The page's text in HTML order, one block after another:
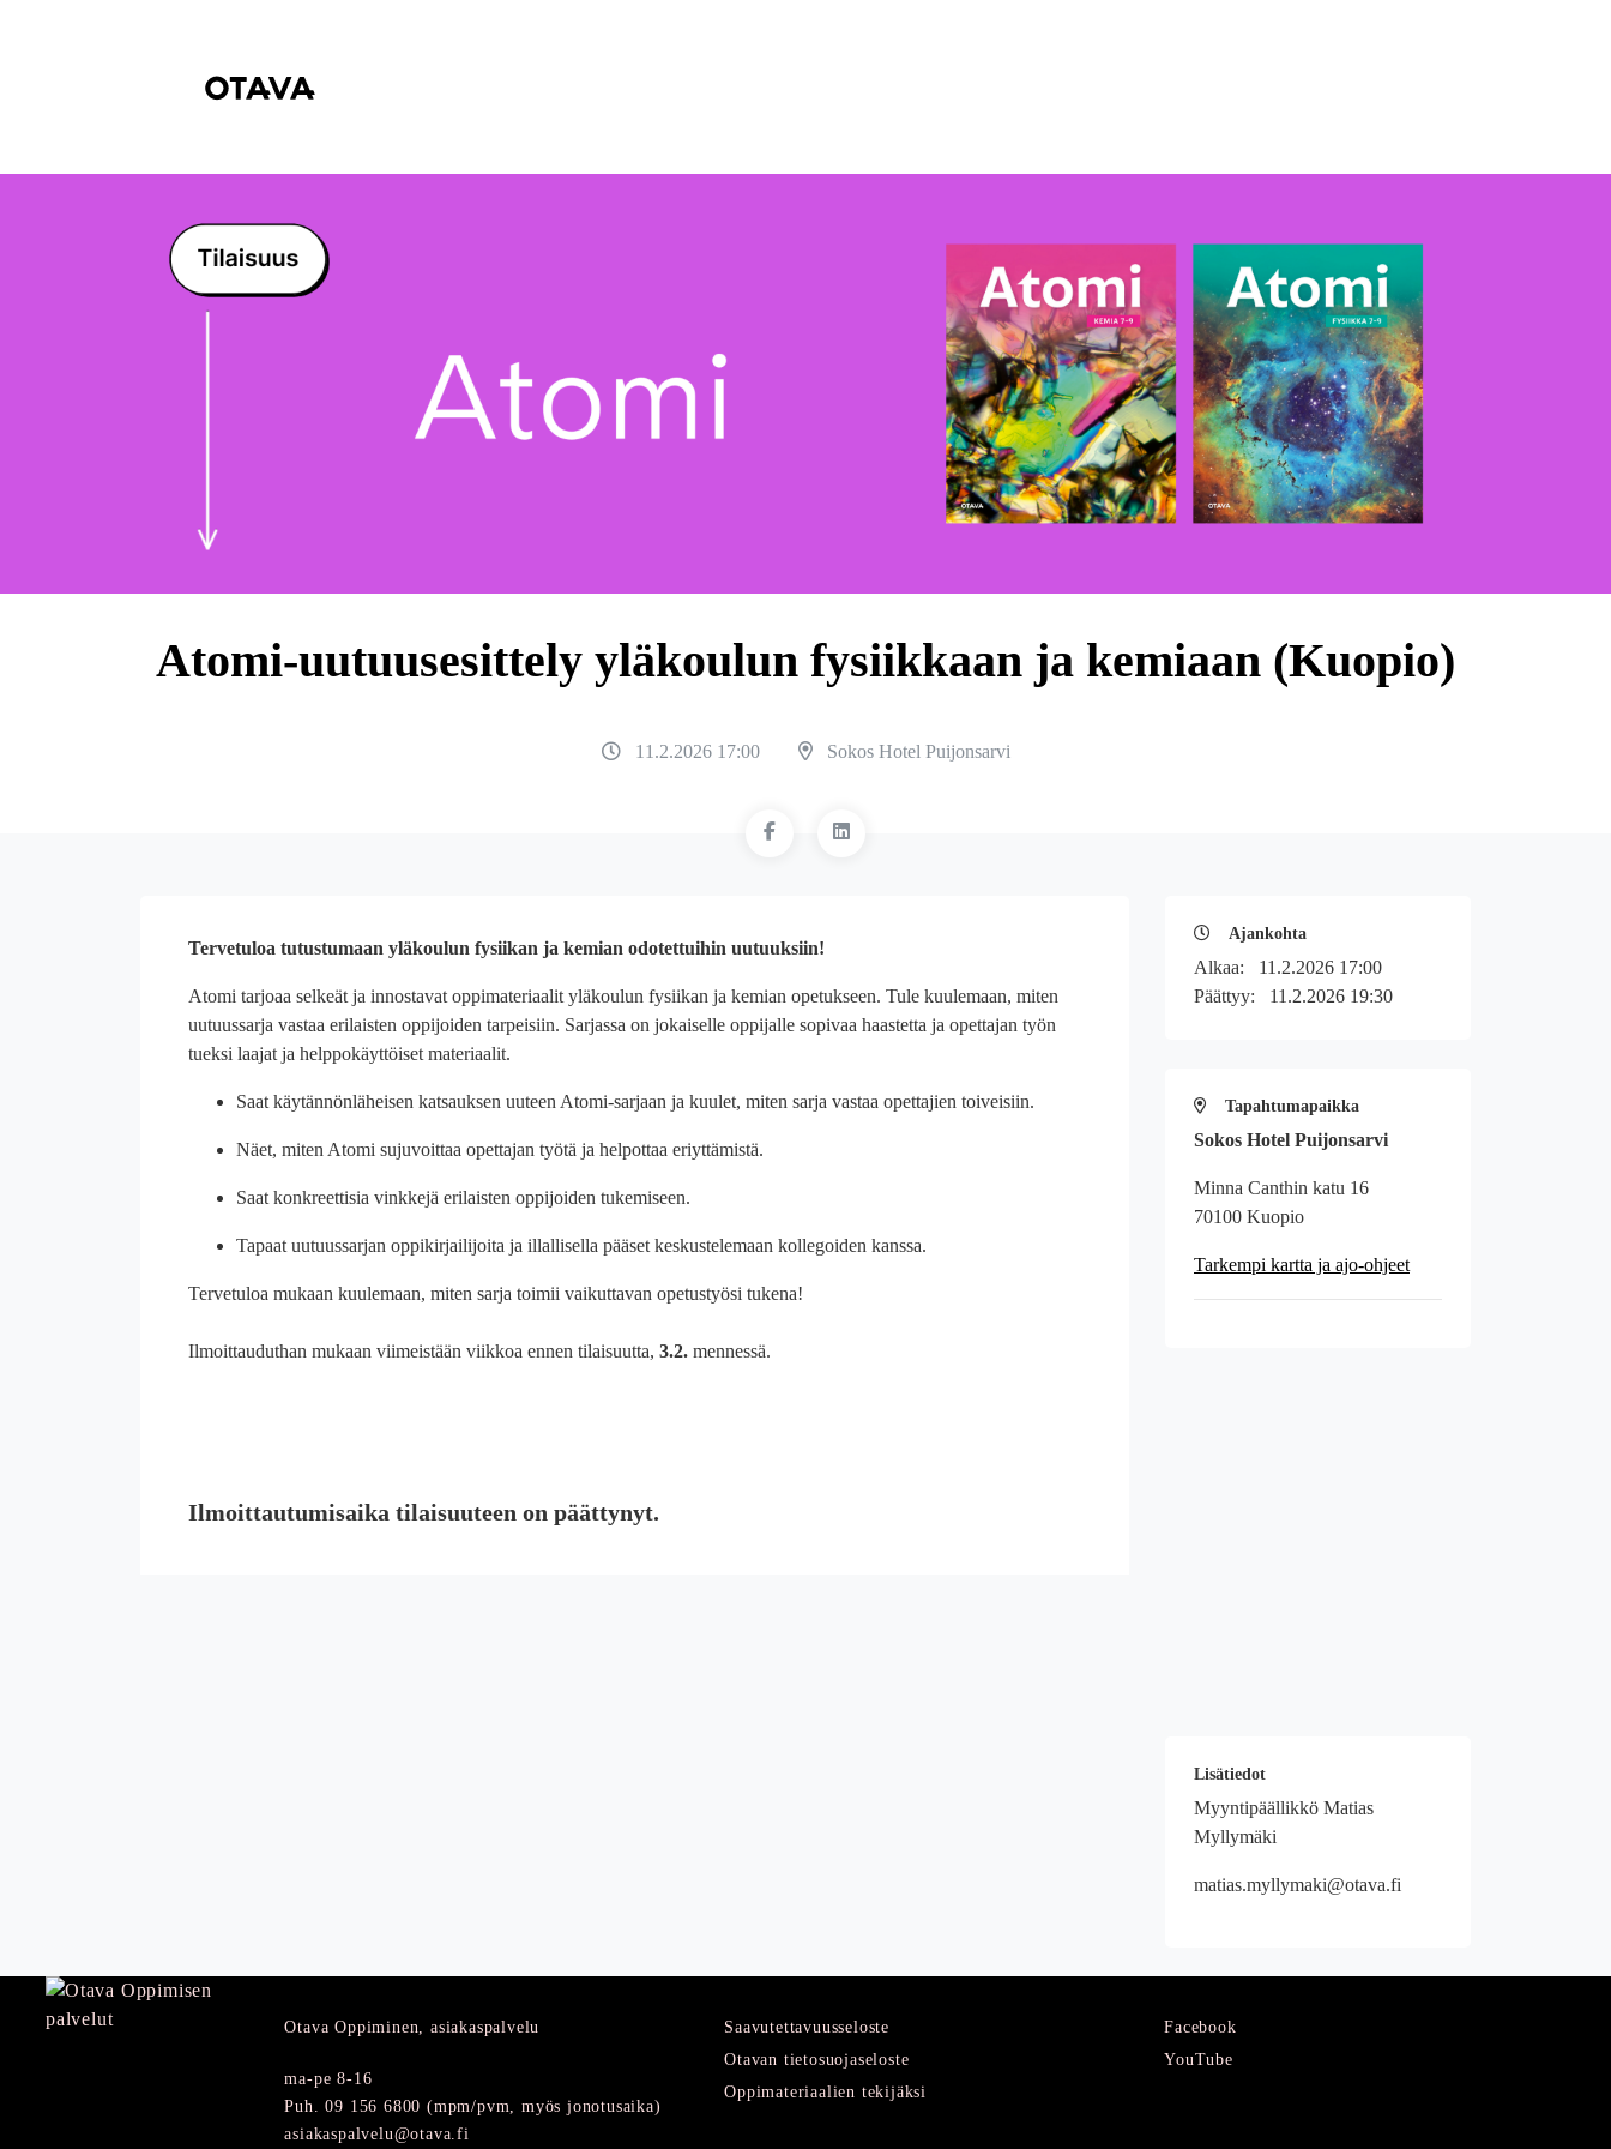
Atomi-uutuusesittely yläkoulun fysiikkaan ja kemiaan (Kuopio)
11.2.2026 17:00 Sokos Hotel Puijonsarvi
Tervetuloa tutustumaan yläkoulun fysiikan ja kemian odotettuihin uutuuksiin!
Atomi tarjoaa selkeät ja innostavat oppimateriaalit yläkoulun fysiikan ja kemian opetukseen. Tule kuulemaan, miten
uutuussarja vastaa erilaisten oppijoiden tarpeisiin. Sarjassa on jokaiselle oppijalle sopivaa haastetta ja opettajan työn
tueksi laajat ja helppokäyttöiset materiaalit.
Saat käytännönläheisen katsauksen uuteen Atomi-sarjaan ja kuulet, miten sarja vastaa opettajien toiveisiin.
Näet, miten Atomi sujuvoittaa opettajan työtä ja helpottaa eriyttämistä.
Saat konkreettisia vinkkejä erilaisten oppijoiden tukemiseen.
Tapaat uutuussarjan oppikirjailijoita ja illallisella pääset keskustelemaan kollegoiden kanssa.
Tervetuloa mukaan kuulemaan, miten sarja toimii vaikuttavan opetustyösi tukena!
Ilmoittauduthan mukaan viimeistään viikkoa ennen tilaisuutta, 3.2. mennessä.
Ilmoittautumisaika tilaisuuteen on päättynyt.
Ajankohta
Alkaa: 11.2.2026 17:00
Päättyy: 11.2.2026 19:30
Tapahtumapaikka
Sokos Hotel Puijonsarvi
Minna Canthin katu 16
70100 Kuopio
Tarkempi kartta ja ajo-ohjeet
Lisätiedot
Myyntipäällikkö Matias
Myllymäki
matias.myllymaki@otava.fi
Otava Oppiminen, asiakaspalvelu
ma-pe 8-16
Puh. 09 156 6800 (mpm/pvm, myös jonotusaika)
asiakaspalvelu@otava.fi
Saavutettavuusseloste
Otavan tietosuojaseloste
Oppimateriaalien tekijäksi
Facebook
YouTube